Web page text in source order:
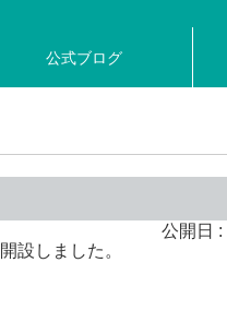
公式ブログ
公開日 :
設しました。